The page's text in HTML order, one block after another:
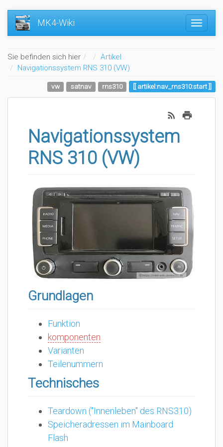
MK4-Wiki
Sie befinden sich hier Home
Artikel
Navigationssystem RNS 310 (VW)
vw satnav rns310 artikel:nav_rns310:start
Navigationssystem
RNS 310 (VW)
Grundlagen
Funktion
komponenten
Varianten
Teilenummern
Technisches
Teardown ("Innenleben" des RNS310)
Speicheradressen im Mainboard
Flash